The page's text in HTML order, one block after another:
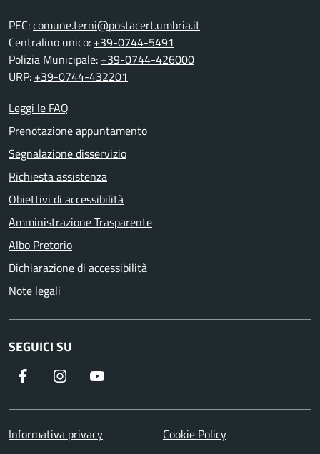
PEC:comune.terni@postacert.umbria.it
Centralino unico: +39-0744-5491
Polizia Municipale: +39-0744-426000
URP: +39-0744-432201
Leggi le FAQ
Prenotazione appuntamento
Segnalazione disservizio
Richiesta assistenza
Obiettivi di accessibilità
Amministrazione Trasparente
Albo Pretorio
Dichiarazione di accessibilità
Note legali
SEGUICI SU
Informativa privacy Cookie Policy